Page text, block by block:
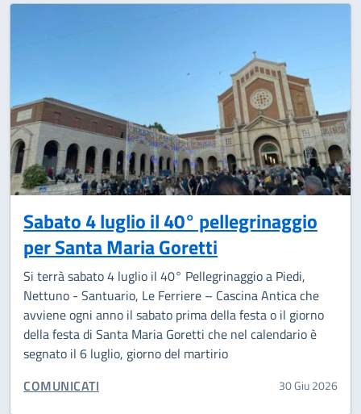
Sabato 4 luglio il 40° pellegrinaggio
per Santa Maria Goretti
Si terrà sabato 4 luglio il 40° Pellegrinaggio a Piedi,
Nettuno - Santuario, Le Ferriere – Cascina Antica che
avviene ogni anno il sabato prima della festa o il giorno
della festa di Santa Maria Goretti che nel calendario è
segnato il 6 luglio, giorno del martirio
CATEGORIA CORRELATA:
COMUNICATI 30 Giu 2026